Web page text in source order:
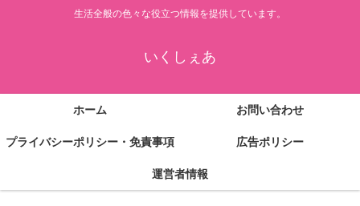
生活全般の色々な役立つ情報を提供しています。
いくしぇあ
ホーム お問い合わせ
プライバシーポリシー・免責事項 広告ポリシー
運営者情報